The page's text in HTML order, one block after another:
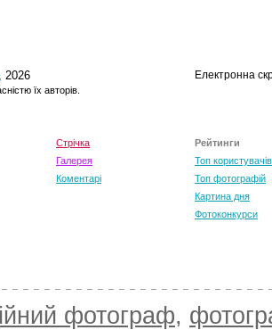
2026
їх авторів.
Електронна
Стрічка
Галерея
Коментарі
Рейтинги
Топ користувачів
Топ фотографій
Картина дня
Фотоконкурси
фотограф,